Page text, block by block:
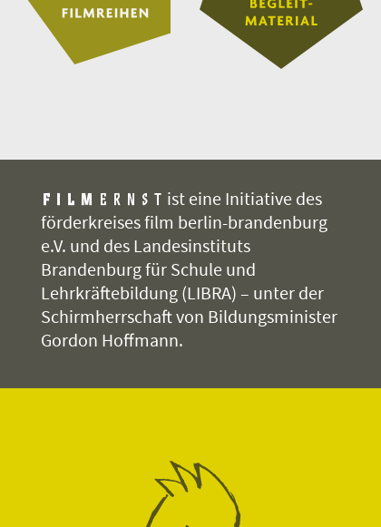
ist eine Initiative des
förderkreises film berlin-brandenburg
e.V. und des Landesinstituts
Brandenburg für Schule und
Lehrkräftebildung (LIBRA) – unter der
Schirmherrschaft von Bildungsminister
Gordon Hoffmann.